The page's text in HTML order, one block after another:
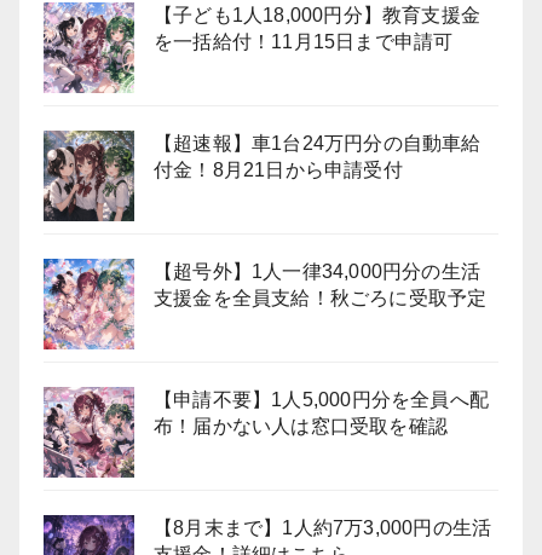
【子ども1人18,000円分】教育支援金
を一括給付！11月15日まで申請可
【超速報】車1台24万円分の自動車給
付金！8月21日から申請受付
【超号外】1人一律34,000円分の生活
支援金を全員支給！秋ごろに受取予定
【申請不要】1人5,000円分を全員へ配
布！届かない人は窓口受取を確認
【8月末まで】1人約7万3,000円の生活